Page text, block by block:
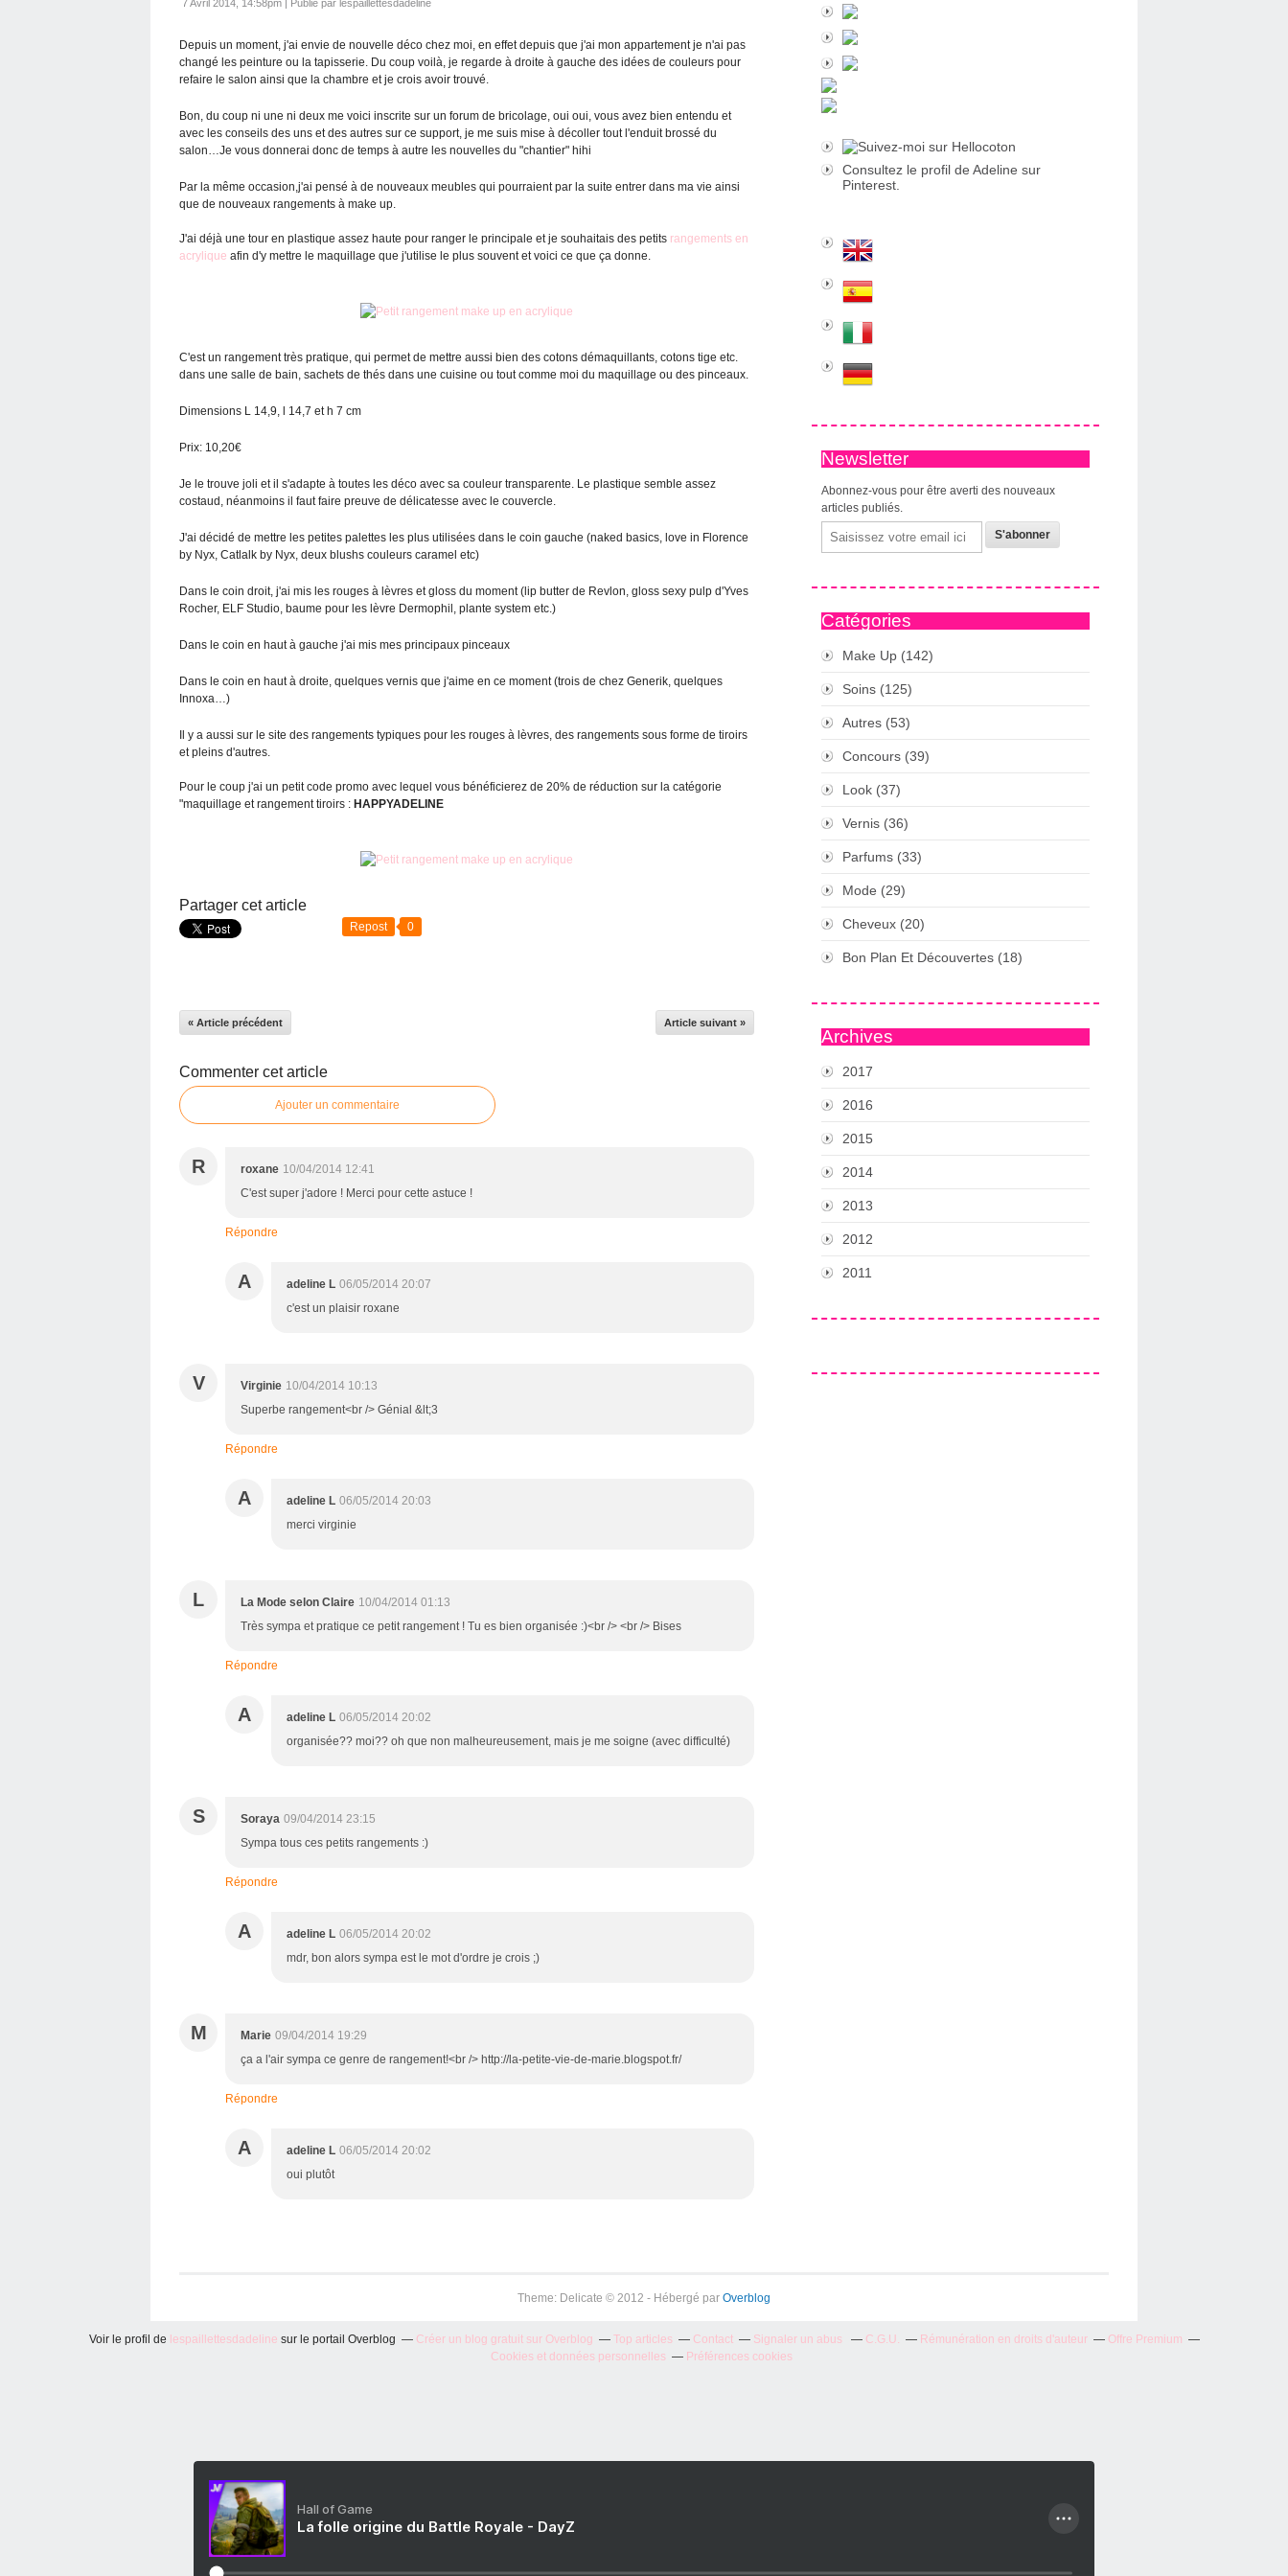
7 Avril 2014, 14:58pm | Publié par lespaillettesdadeline
Depuis un moment, j'ai envie de nouvelle déco chez moi, en effet depuis que j'ai mon appartement je n'ai pas
changé les peinture ou la tapisserie. Du coup voilà, je regarde à droite à gauche des idées de couleurs pour
refaire le salon ainsi que la chambre et je crois avoir trouvé.
Bon, du coup ni une ni deux me voici inscrite sur un forum de bricolage, oui oui, vous avez bien entendu et
avec les conseils des uns et des autres sur ce support, je me suis mise à décoller tout l'enduit brossé du
salon…Je vous donnerai donc de temps à autre les nouvelles du "chantier" hihi
Par la même occasion,j'ai pensé à de nouveaux meubles qui pourraient par la suite entrer dans ma vie ainsi
que de nouveaux rangements à make up.
J'ai déjà une tour en plastique assez haute pour ranger le principale et je souhaitais des petits rangements en
acrylique afin d'y mettre le maquillage que j'utilise le plus souvent et voici ce que ça donne.
C'est un rangement très pratique, qui permet de mettre aussi bien des cotons démaquillants, cotons tige etc.
dans une salle de bain, sachets de thés dans une cuisine ou tout comme moi du maquillage ou des pinceaux.
Dimensions L 14,9, l 14,7 et h 7 cm
Prix: 10,20€
Je le trouve joli et il s'adapte à toutes les déco avec sa couleur transparente. Le plastique semble assez
costaud, néanmoins il faut faire preuve de délicatesse avec le couvercle.
J'ai décidé de mettre les petites palettes les plus utilisées dans le coin gauche (naked basics, love in Florence
by Nyx, Catlalk by Nyx, deux blushs couleurs caramel etc)
Dans le coin droit, j'ai mis les rouges à lèvres et gloss du moment (lip butter de Revlon, gloss sexy pulp d'Yves
Rocher, ELF Studio, baume pour les lèvre Dermophil, plante system etc.)
Dans le coin en haut à gauche j'ai mis mes principaux pinceaux
Dans le coin en haut à droite, quelques vernis que j'aime en ce moment (trois de chez Generik, quelques
Innoxa…)
Il y a aussi sur le site des rangements typiques pour les rouges à lèvres, des rangements sous forme de tiroirs
et pleins d'autres.
Pour le coup j'ai un petit code promo avec lequel vous bénéficierez de 20% de réduction sur la catégorie
"maquillage et rangement tiroirs : HAPPYADELINE
Partager cet article
Repost 0
« Article précédent Article suivant »
Commenter cet article
Ajouter un commentaire
R roxane 10/04/2014 12:41
C'est super j'adore ! Merci pour cette astuce !
Répondre
A adeline L 06/05/2014 20:07
c'est un plaisir roxane
V Virginie 10/04/2014 10:13
Superbe rangement<br /> Génial &lt;3
Répondre
A adeline L 06/05/2014 20:03
merci virginie
L La Mode selon Claire 10/04/2014 01:13
Très sympa et pratique ce petit rangement ! Tu es bien organisée :)<br /> <br /> Bises
Répondre
A adeline L 06/05/2014 20:02
organisée?? moi?? oh que non malheureusement, mais je me soigne (avec difficulté)
S Soraya 09/04/2014 23:15
Sympa tous ces petits rangements :)
Répondre
A adeline L 06/05/2014 20:02
mdr, bon alors sympa est le mot d'ordre je crois ;)
M Marie 09/04/2014 19:29
ça a l'air sympa ce genre de rangement!<br /> http://la-petite-vie-de-marie.blogspot.fr/
Répondre
A adeline L 06/05/2014 20:02
oui plutôt
Consultez le profil de Adeline sur
Pinterest.
Newsletter
Abonnez-vous pour être averti des nouveaux
articles publiés.
Email
Catégories
Make Up (142)
Soins (125)
Autres (53)
Concours (39)
Look (37)
Vernis (36)
Parfums (33)
Mode (29)
Cheveux (20)
Bon Plan Et Découvertes (18)
Archives
2017
2016
2015
2014
2013
2012
2011
Theme: Delicate © 2012 - Hébergé par Overblog
Voir le profil de lespaillettesdadeline sur le portail Overblog Créer un blog gratuit sur Overblog Top articles Contact Signaler un abus C.G.U. Rémunération en droits d'auteur
Offre Premium
Cookies et données personnelles
Préférences cookies
Hall of Game
La folle origine du Battle Royale - DayZ